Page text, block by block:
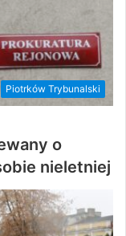
Piotrków Trybunalski
o
nieletniej